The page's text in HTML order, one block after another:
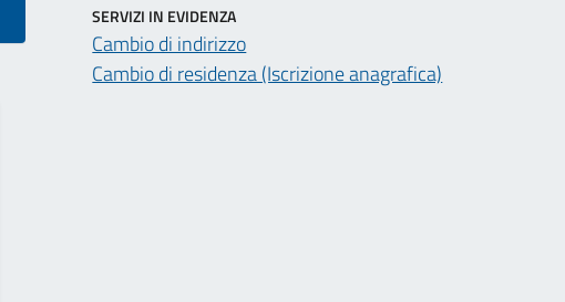
SERVIZI IN EVIDENZA
Cambio di indirizzo
Cambio di residenza (Iscrizione anagrafica)